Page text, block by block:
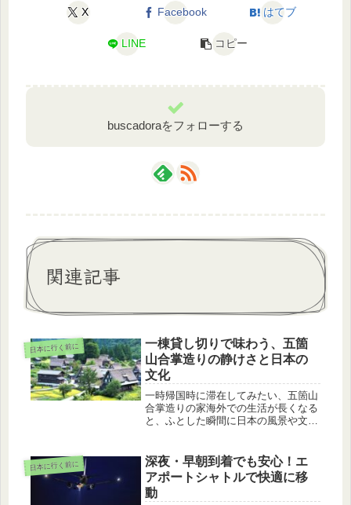
X Facebook はてブ
LINE コピー
buscadoraをフォローする
関連記事
日本に行く前に
一棟貸し切りで味わう、五箇
山合掌造りの静けさと日本の
文化
一時帰国時に滞在してみたい、五箇山
合掌造りの家海外での生活が長くなる
と、ふとした瞬間に日本の風景や文化
と一緒に過ごす大切な時間に、日本な
らではの伝統的な体験をしてみたいと
思...
日本に行く前に
深夜・早朝到着でも安心！エ
アポートシャトルで快適に移
動